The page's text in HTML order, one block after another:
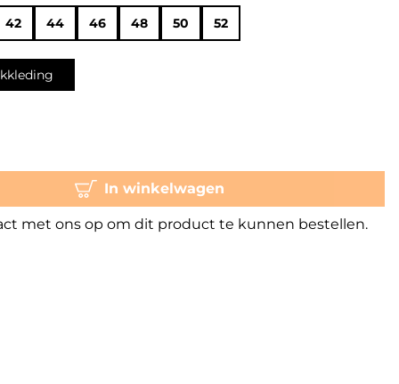
42 44 46 48 50 52
In winkelwagen
met ons op om dit product te kunnen bestellen.